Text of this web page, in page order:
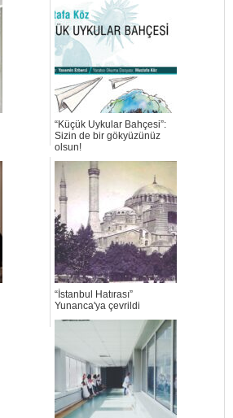
“Küçük Uykular Bahçesi”:
Sizin de bir gökyüzünüz
olsun!
“İstanbul Hatırası”
Yunanca'ya çevrildi